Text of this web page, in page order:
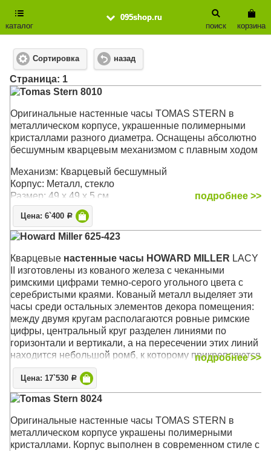
095shop.ru
каталог
корзина
поиск
Сортировка назад
Cтраница: 1
Tomas Stern 8010
Оригинальные настенные часы TOMAS STERN в
металлическом корпусе, украшенные полимерными
кристаллами разного диаметра. Оснащены абсолютно
бесшумным кварцевым механизмом с плавным ходом
Механизм: Кварцевый бесшумный
Корпус: Металл, стекло
Размер: 49 х 49 х 5 см
подробнее >>
Цена: 6`400 Р
Howard Miller 625-423
Кварцевые настенные часы HOWARD MILLER LACY
II изготовлены из кованого железа c чеканными
римскими цифрами темно-серого угольного цвета с
серебристыми краями. Кованый металл выделяет эти
часы среди остальных элементов декора помещения:
между двумя кругам располагаются ровные римские
цифры, центральный круг разделен линиями по
горизонтали и вертикали, а на пересечении этих линий
находится небольшой ромб, к которому прикрепляются
часовые стрелки. На концах стрелок располагаются
формы полых алмазов.
Механизм: Кварцевый
Размер: 36 x 36 х 4 см
подробнее >>
Цена: 17`530 Р
Tomas Stern 8024
Оригинальные настенные часы TOMAS STERN в
металлическом корпусе украшены полимерными
кристаллами. Корпус выполнен в современном стиле с